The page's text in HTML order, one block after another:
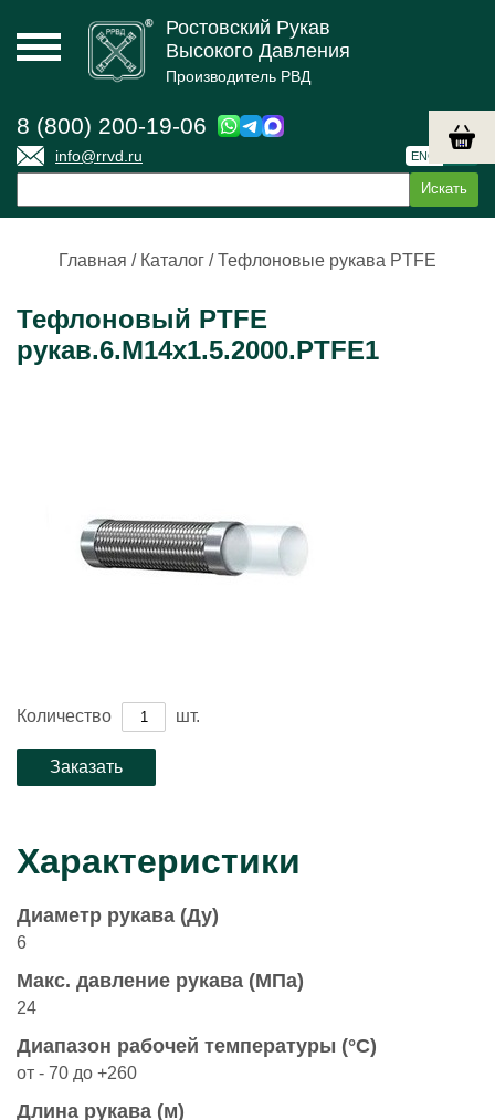
Ростовский Рукав
Высокого Давления
Производитель РВД
8 (800) 200-19-06
info@rrvd.ru ENG
Главная / Каталог /Тефлоновые рукава PTFE
Тефлоновый PTFE
рукав.6.М14х1.5.2000.PTFE1
Количество шт.
Характеристики
Диаметр рукава (Ду)
6
Макс. давление рукава (МПа)
24
Диапазон рабочей температуры (°C)
от - 70 до +260
Длина рукава (м)